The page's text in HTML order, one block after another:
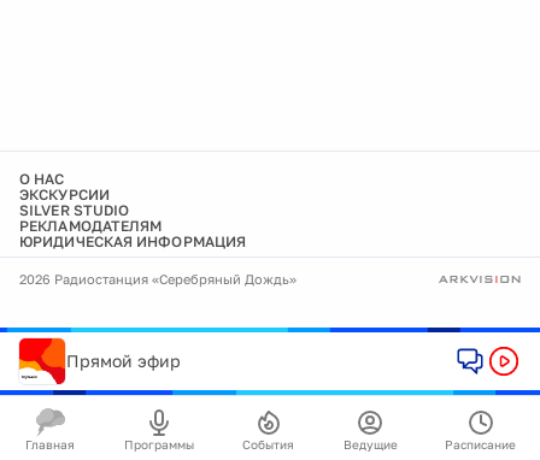
О НАС
ЭКСКУРСИИ
SILVER STUDIO
РЕКЛАМОДАТЕЛЯМ
ЮРИДИЧЕСКАЯ ИНФОРМАЦИЯ
2026 Радиостанция «Серебряный Дождь»
Прямой эфир
Главная Программы События Ведущие Расписание